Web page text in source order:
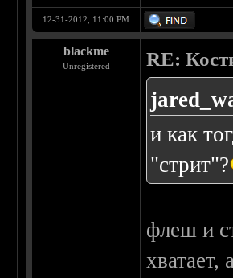
12-31-2012, 11:00 PM
blackme
Unregistered RE:
и как
"стрит"?
флеш и